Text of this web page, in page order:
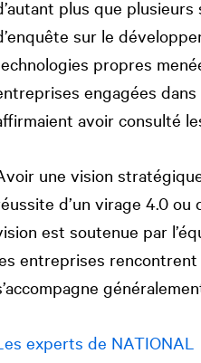
plus que
sur le
propres
engagées
avoir consulté
une vision
d’un virage 4.0
est soutenue par
entreprises
experts de NATIONAL